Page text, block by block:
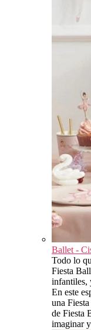
Ballet -
Todo lo
Fiesta
infantiles,
En este
una
de Fiesta
imaginar